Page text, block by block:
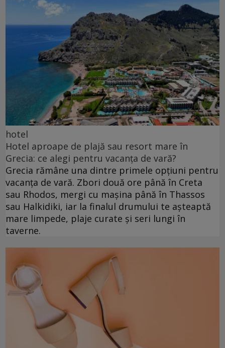
hotel
Hotel aproape de plajă sau resort mare în
Grecia: ce alegi pentru vacanța de vară?
Grecia rămâne una dintre primele opțiuni pentru
vacanța de vară. Zbori două ore până în Creta
sau Rhodos, mergi cu mașina până în Thassos
sau Halkidiki, iar la finalul drumului te așteaptă
mare limpede, plaje curate și seri lungi în
taverne.